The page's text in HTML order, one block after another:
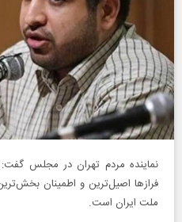
نماینده مردم تهران در مجلس
فراز‌ها اصیل‌ترین و اطمینان
ملت ایران است.